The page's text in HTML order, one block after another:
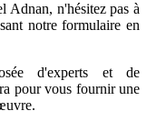
Adnan, n'hésitez pas à
notre formulaire en
d'experts et de
pour vous fournir une